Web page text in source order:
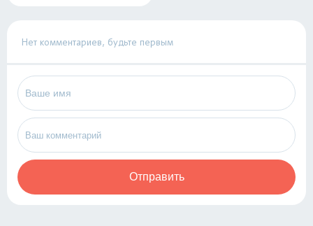
Нет комментариев, будьте первым
Отправить